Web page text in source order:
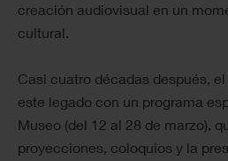
creación audiovisual en un
cultural.
Casi cuatro décadas después,
este legado con un programa
Museo (del 12 al 28 de marzo),
proyecciones, coloquios y la